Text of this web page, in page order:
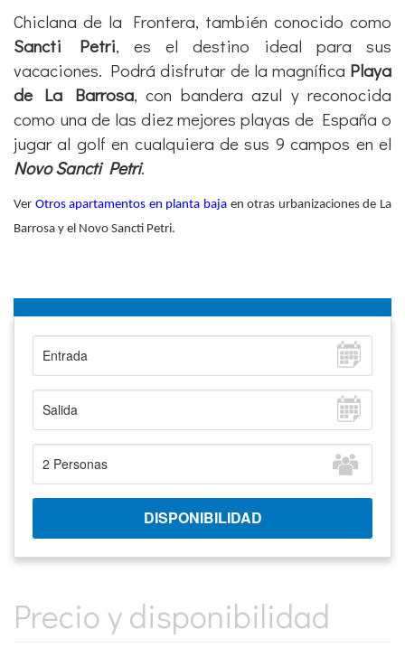
Chiclana de la Frontera, también conocido como
Sancti Petri, es el destino ideal para sus
vacaciones. Podrá disfrutar de la magnífica Playa
de La Barrosa, con bandera azul y reconocida
como una de las diez mejores playas de España o
jugar al golf en cualquiera de sus 9 campos en el
Novo Sancti Petri.
Ver Otros apartamentos en planta baja en otras urbanizaciones de La
Barrosa y el Novo Sancti Petri.
Precio y disponibilidad